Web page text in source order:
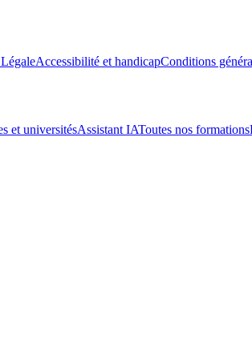
Accessibilité et handicapConditions
et universitésAssistant IAToutes nos formations